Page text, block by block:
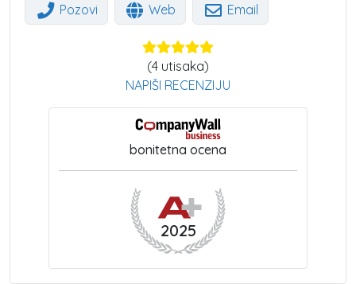
Pozovi Web Email
(4 utisaka)
NAPIŠI RECENZIJU
bonitetna ocena
2025